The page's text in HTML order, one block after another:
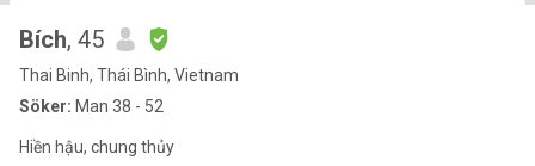
Bích, 45
Thai Binh, Thái Bình, Vietnam
Söker: Man 38 - 52
Hiền hậu, chung thủy